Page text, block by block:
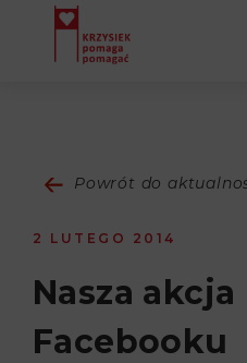
NAPISALI O NAS
NASI BENEFICJENCI
KONTAKT
Powrót do
2 LUTEGO 2014
Nasza akcja
Facebooku